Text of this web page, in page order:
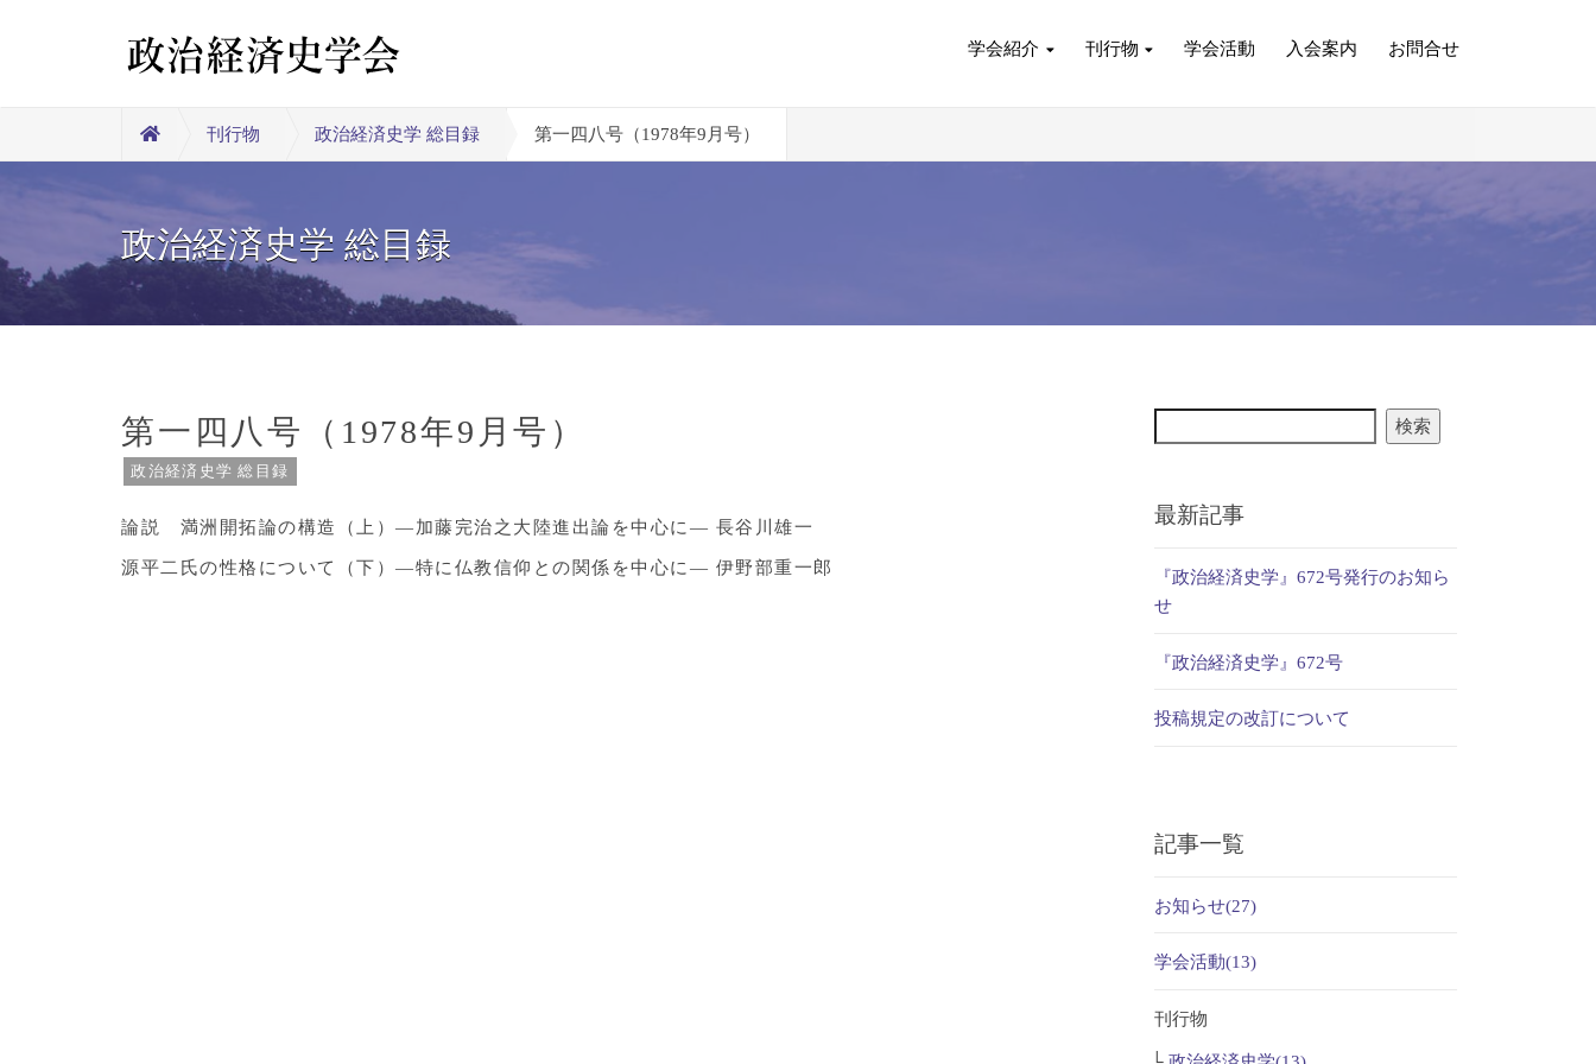
学会紹介 刊行物 学会活動 入会案内 お問合せ
刊行物 政治経済史学 総目録 第一四八号（1978年9月号）
政治経済史学 総目録
第一四八号（1978年9月号）
政治経済史学 総目録
論説 満洲開拓論の構造（上）―加藤完治之大陸進出論を中心に― 長谷川雄一
源平二氏の性格について（下）―特に仏教信仰との関係を中心に― 伊野部重一郎
検索
最新記事
『政治経済史学』672号発行のお知ら
せ
『政治経済史学』672号
投稿規定の改訂について
記事一覧
お知らせ(27)
学会活動(13)
刊行物